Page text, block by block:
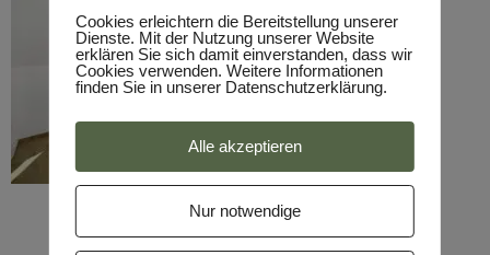
Cookies erleichtern die Bereitstellung unserer
Dienste. Mit der Nutzung unserer Website
erklären Sie sich damit einverstanden, dass wir
Cookies verwenden. Weitere Informationen
finden Sie in unserer Datenschutzerklärung.
Alle akzeptieren
Nur notwendige